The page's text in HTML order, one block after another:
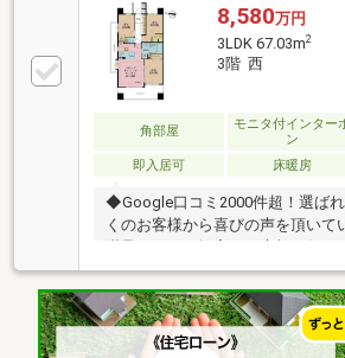
8,580万円
3LDK 67.03m2
3階 西
角部屋
モニタ付インター
ン
即入居可 床暖房
◆Google口コミ2000件超！選ば
くのお客様から喜びの声を頂いて
満足されるご提案で、素敵な住ま
す。◆購入はゴールではなく幸せ
◆住み始めてからの不安や悩みも
CLUBが将来サポート。お客様一
ため、いつもずっと人生に寄り